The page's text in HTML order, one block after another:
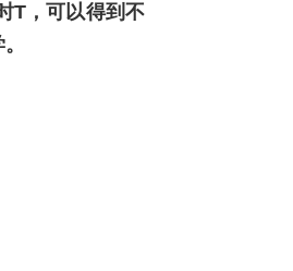
T，可以得到不